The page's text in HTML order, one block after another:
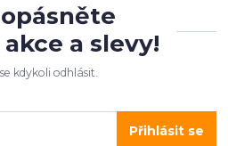
a slevy!
kdykoli odhlásit.
Přihlásit se